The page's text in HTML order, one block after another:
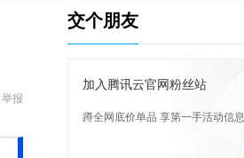
举报
交个朋友
加入腾讯云官网粉丝站
蹲全网底价单品 享第一手活动信息